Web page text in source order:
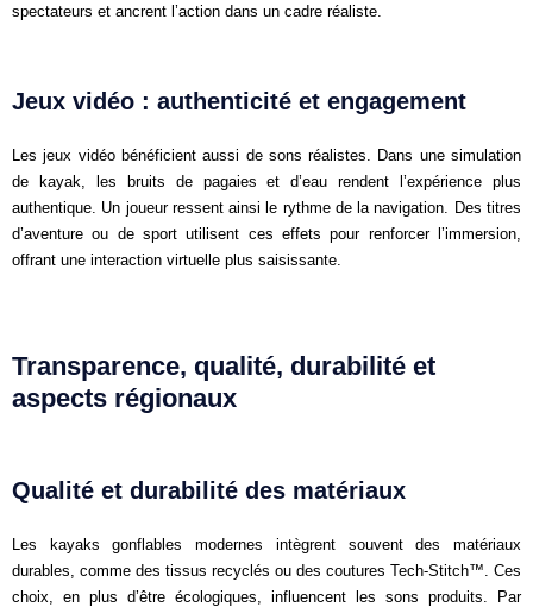
spectateurs et ancrent l’action dans un cadre réaliste.
Jeux vidéo : authenticité et engagement
Les jeux vidéo bénéficient aussi de sons réalistes. Dans une simulation
de kayak, les bruits de pagaies et d’eau rendent l’expérience plus
authentique. Un joueur ressent ainsi le rythme de la navigation. Des titres
d’aventure ou de sport utilisent ces effets pour renforcer l’immersion,
offrant une interaction virtuelle plus saisissante.
Transparence, qualité, durabilité et
aspects régionaux
Qualité et durabilité des matériaux
Les kayaks gonflables modernes intègrent souvent des matériaux
durables, comme des tissus recyclés ou des coutures Tech-Stitch™. Ces
choix, en plus d’être écologiques, influencent les sons produits. Par